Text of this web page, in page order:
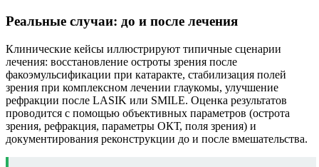
Реальные случаи: до и после лечения
Клинические кейсы иллюстрируют типичные сценарии
лечения: восстановление остроты зрения после
факоэмульсификации при катаракте, стабилизация полей
зрения при комплексном лечении глаукомы, улучшение
рефракции после LASIK или SMILE. Оценка результатов
проводится с помощью объективных параметров (острота
зрения, рефракция, параметры ОКТ, поля зрения) и
документирования реконструкции до и после вмешательства.